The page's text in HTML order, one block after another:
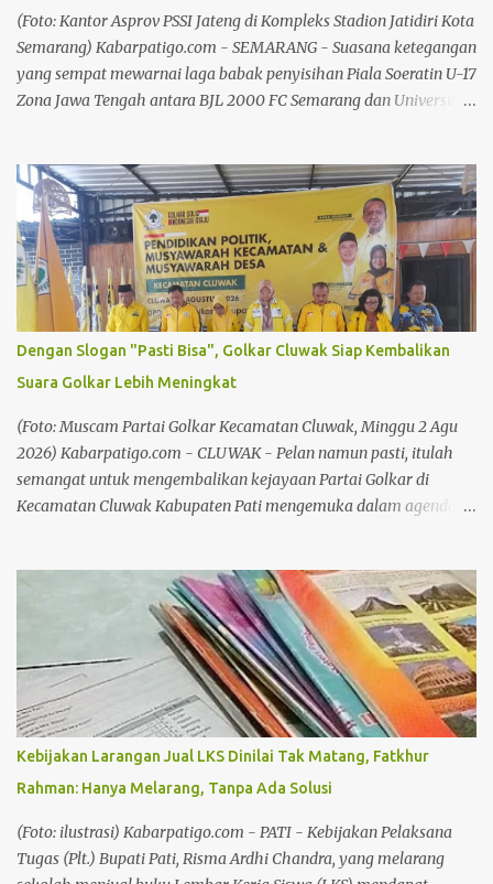
Atasi Kekeringan Baca juga: Kebijakan Larangan Jual LKS Dinilai
Tak Matang, Fatkhu...
(Foto: Kantor Asprov PSSI Jateng di Kompleks Stadion Jatidiri Kota
Semarang) Kabarpatigo.com - SEMARANG - Suasana ketegangan
yang sempat mewarnai laga babak penyisihan Piala Soeratin U-17
Zona Jawa Tengah antara BJL 2000 FC Semarang dan Universitas
sanksi kepada empat pemain yang terlibat dalam insiden
tersebut. Tiga pemain BJL 2000 FC Semarang dijatuhi sanksi
disiplin, karena dinilai terlibat dalam kericuhan. Lakeisha Rafie
Ahza asal BJL 2000 FC, mendapat hukuman skorsing satu
pertandingan. Ia dinilai melakukan tindakan kekerasan berupa
menendang pemain USP Pati hingga memicu kericuhan di
lapangan. Sementara itu, Ryu Tanaka Prasetya dijatuhi hukuman
tambahan berupa skorsing satu pertandingan. Selain itu, dikenai
denda Rp1 juta, setelah dinyatakan terbukti melakukan provokasi
dan tindakan kekerasan berupa mendorong pemain USP Pati.
Baca juga: Chandra: Pek...
Dengan Slogan "Pasti Bisa", Golkar Cluwak Siap Kembalikan
Suara Golkar Lebih Meningkat
(Foto: Muscam Partai Golkar Kecamatan Cluwak, Minggu 2 Agu
2026) Kabarpatigo.com - CLUWAK - Pelan namun pasti, itulah
semangat untuk mengembalikan kejayaan Partai Golkar di
Kecamatan Cluwak Kabupaten Pati mengemuka dalam agenda
pengurus di wilayah Kecamatan Cluwak berkomitmen
meningkatkan perolehan suara pada Pemilu mendatang. Baca
juga: Bersilaturahmi Bersama Awak Media, Kapolresta Pati
Sampaikan Apresiasi dan Ucapan Terima Kasih Baca juga: Tokoh
Muhammadiyah Pati dan Pendiri BMT Fastabiq, Muhammad
Ridwan Tutup Usia Dalam kesempatan tersebut, Ketua DPD Partai
Golkar Kabupaten Pati, Endang Sri Wahyuningati menitipkan
pesan kepada seluruh kader dan pengurus Partai Golkar hingga
tingkat desa agar bekerja lebih maksimal dalam membesarkan
partai. Anggota DPRD Pati tersebut menegaskan, target
peningkatan suara harus menjadi perhatian bersama mengingat
pada pemilu-p...
Kebijakan Larangan Jual LKS Dinilai Tak Matang, Fatkhur
Rahman: Hanya Melarang, Tanpa Ada Solusi
(Foto: ilustrasi) Kabarpatigo.com - PATI - Kebijakan Pelaksana
Tugas (Plt.) Bupati Pati, Risma Ardhi Chandra, yang melarang